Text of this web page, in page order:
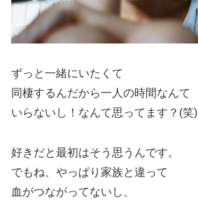
ずっと一緒にいたくて
同棲するんだから一人の時間なんて
いらないし！なんて思ってます？(笑)
好きだと最初はそう思うんです。
でもね、やっぱり家族と違って
血がつながってないし、